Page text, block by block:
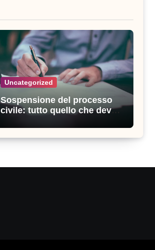
Uncategorized
Sospensione del processo
civile: tutto quello che devi